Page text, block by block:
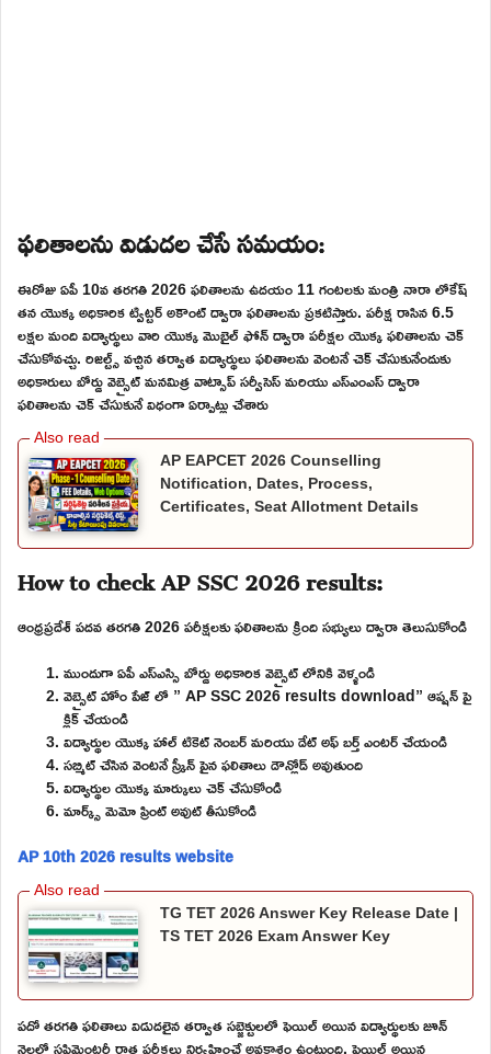
ఫలితాలను విడుదల చేసే సమయం:
ఈరోజు ఏపీ 10వ తరగతి 2026 ఫలితాలను ఉదయం 11 గంటలకు మంత్రి నారా లోకేష్
తన యొక్క అధికారిక ట్విట్టర్ అకౌంట్ ద్వారా ఫలితాలను ప్రకటిస్తారు. పరీక్ష రాసిన 6.5
లక్షల మంది విద్యార్థులు వారి యొక్క మొబైల్ ఫోన్ ద్వారా పరీక్షల యొక్క ఫలితాలను చెక్
చేసుకోవచ్చు. రిజల్ట్స్ వచ్చిన తర్వాత విద్యార్థులు ఫలితాలను వెంటనే చెక్ చేసుకునేందుకు
అధికారులు బోర్డు వెబ్సైట్ మనమిత్ర వాట్సాప్ సర్వీసెస్ మరియు ఎస్ఎంఎస్ ద్వారా
ఫలితాలను చెక్ చేసుకునే విధంగా ఏర్పాట్లు చేశారు
AP EAPCET 2026 Counselling
Notification, Dates, Process,
Certificates, Seat Allotment Details
How to check AP SSC 2026 results:
ఆంధ్రప్రదేశ్ పదవ తరగతి 2026 పరీక్షలకు ఫలితాలను క్రింది సభ్యులు ద్వారా తెలుసుకోండి
ముందుగా ఏపీ ఎస్ఎస్సి బోర్డు అధికారిక వెబ్సైట్ లోనికి వెళ్ళండి
వెబ్సైట్ హోం పేజ్ లో ” AP SSC 2026 results download” ఆప్షన్ పై
క్లిక్ చేయండి
విద్యార్థుల యొక్క హాల్ టికెట్ నెంబర్ మరియు డేట్ అఫ్ బర్త్ ఎంటర్ చేయండి
సబ్మిట్ చేసిన వెంటనే స్క్రీన్ పైన ఫలితాలు డౌన్లోడ్ అవుతుంది
విద్యార్థుల యొక్క మార్కులు చెక్ చేసుకోండి
మార్క్స్ మెమో ప్రింట్ అవుట్ తీసుకోండి
AP 10th 2026 results website
TG TET 2026 Answer Key Release Date |
TS TET 2026 Exam Answer Key
పదో తరగతి ఫలితాలు విడుదలైన తర్వాత సబ్జెక్టులలో ఫెయిల్ అయిన విద్యార్థులకు జూన్